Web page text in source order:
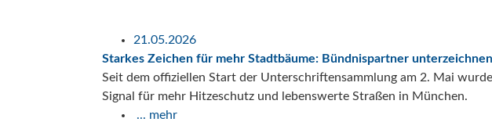
21.05.2026
Starkes Zeichen für mehr Stadtbäume: Bündnispartner
Seit dem offiziellen Start der Unterschriftensammlung am 2. Mai
Signal für mehr Hitzeschutz und lebenswerte Straßen in München.
... mehr